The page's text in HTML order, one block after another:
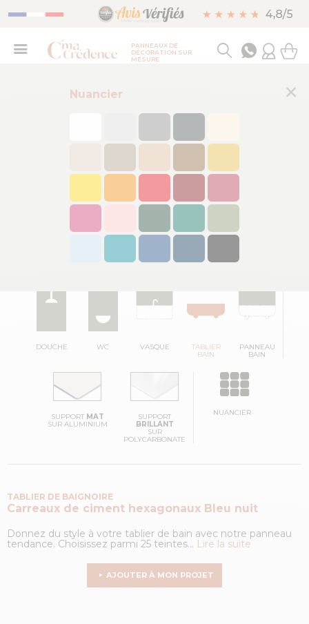
PANNEAUX DE
DÉCORATION SUR
MESURE
Nuancier ×
DOUCHE WC VASQUE
TABLIER
BAIN
PANNEAU
BAIN
SUPPORT MAT
SUR ALUMINIUM
SUPPORT
BRILLANT
SUR
POLYCARBONATE
NUANCIER
TABLIER DE BAIGNOIRE
Carreaux de ciment hexagonaux Bleu nuit
Donnez du style à votre tablier de bain avec notre panneau
tendance. Choisissez parmi 25 teintes... Lire la suite
AJOUTER À MON PROJET